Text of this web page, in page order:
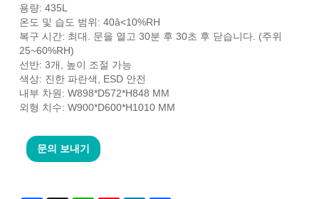
용량: 435L
온도 및 습도 범위: 40â<10%RH
복구 시간: 최대. 문을 열고 30분 후 30초 후 닫습니다. (주위
25~60%RH)
선반: 3개, 높이 조절 가능
색상: 진한 파란색, ESD 안전
내부 차원: W898*D572*H848 MM
외형 치수: W900*D600*H1010 MM
문의 보내기